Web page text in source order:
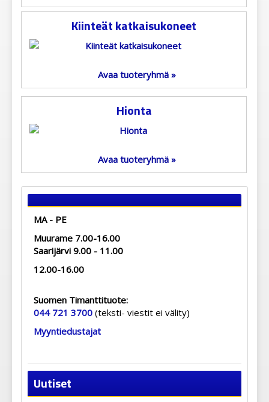
Kiinteät katkaisukoneet
Avaa tuoteryhmä »
Hionta
Avaa tuoteryhmä »
MA - PE
Muurame 7.00-16.00
Saarijärvi 9.00 - 11.00
12.00-16.00
Suomen Timanttituote:
044 721 3700 (teksti- viestit ei välity)
Myyntiedustajat
Uutiset